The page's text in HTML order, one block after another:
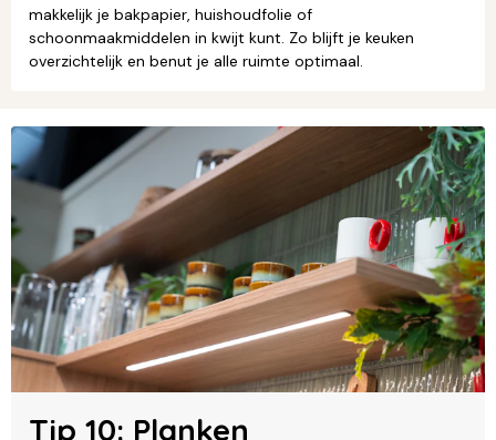
makkelijk je bakpapier, huishoudfolie of
schoonmaakmiddelen in kwijt kunt. Zo blijft je keuken
overzichtelijk en benut je alle ruimte optimaal.
Tip 10: Planken